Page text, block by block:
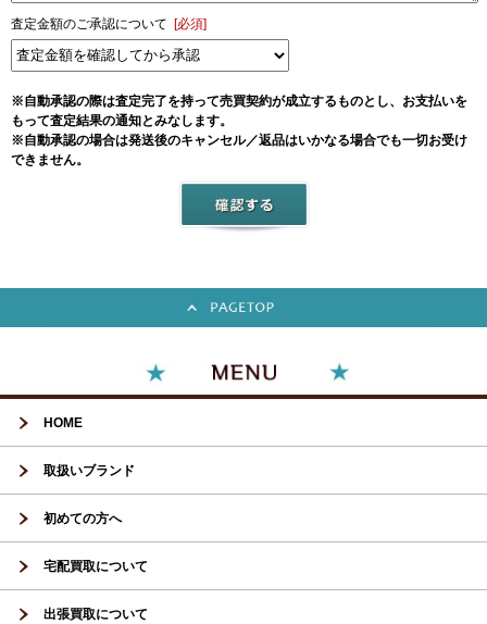
査定金額のご承認について [必須]
※自動承認の際は査定完了を持って売買契約が成立するものとし、お支払いを
もって査定結果の通知とみなします。
※自動承認の場合は発送後のキャンセル／返品はいかなる場合でも一切お受け
できません。
HOME
取扱いブランド
初めての方へ
宅配買取について
出張買取について